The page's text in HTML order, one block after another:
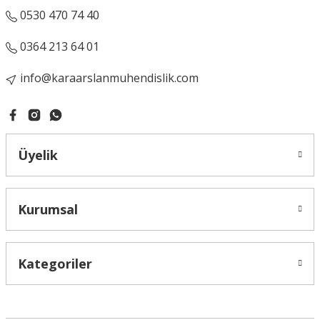
0530 470 74 40
0364 213 64 01
info@karaarslanmuhendislik.com
Üyelik
Kurumsal
Kategoriler